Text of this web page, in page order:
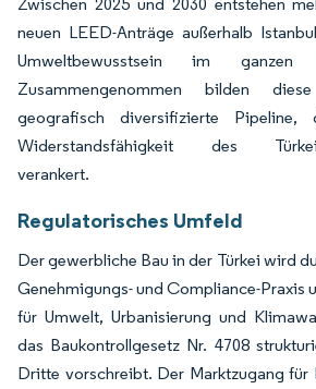
neuen LEED-Anträge außerhalb
Umweltbewusstsein im ganzen
Zusammengenommen bilden
geografisch diversifizierte
Widerstandsfähigkeit des Türkei-
verankert.
Regulatorisches Umfeld
Der gewerbliche Bau in der Türkei wird
Genehmigungs- und Compliance-Praxis
für Umwelt, Urbanisierung und
das Baukontrollgesetz Nr. 4708
Dritte vorschreibt. Der Marktzugang für